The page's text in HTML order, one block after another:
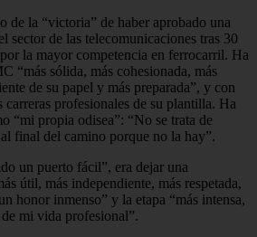
de la “victoria” de haber aprobado una
sector de las telecomunicaciones tras 30
la mayor competencia en ferrocarril. Ha
“más sólida, más cohesionada, más
de su papel y más preparada”, y con
carreras profesionales de su plantilla. Ha
“mi propia odisea”: “No se trata de
final del camino porque no la hay”.
un puerto fácil”, era dejar una
útil, más independiente, más respetada,
honor inmenso” y la etapa “más intensa,
mi vida profesional”.